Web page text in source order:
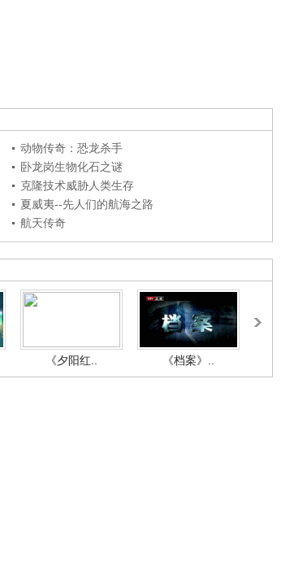
动物传奇：恐龙杀手
卧龙岗生物化石之谜
克隆技术威胁人类生存
夏威夷--先人们的航海之路
航天传奇
《夕阳红.. 《档案》..